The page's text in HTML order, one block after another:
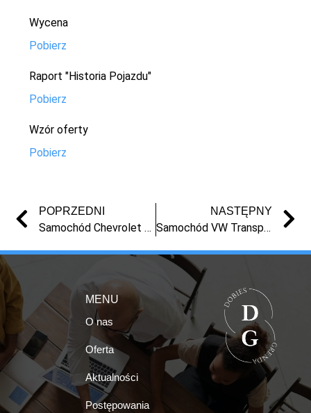
Wycena
Pobierz
Raport "Historia Pojazdu"
Pobierz
Wzór oferty
Pobierz
POPRZEDNI
Samochód Chevrolet Orlando z 2012r.
NASTĘPNY
Samochód VW Transporter z 2009 r.
MENU
O nas
Oferta
Aktualności
Postępowania